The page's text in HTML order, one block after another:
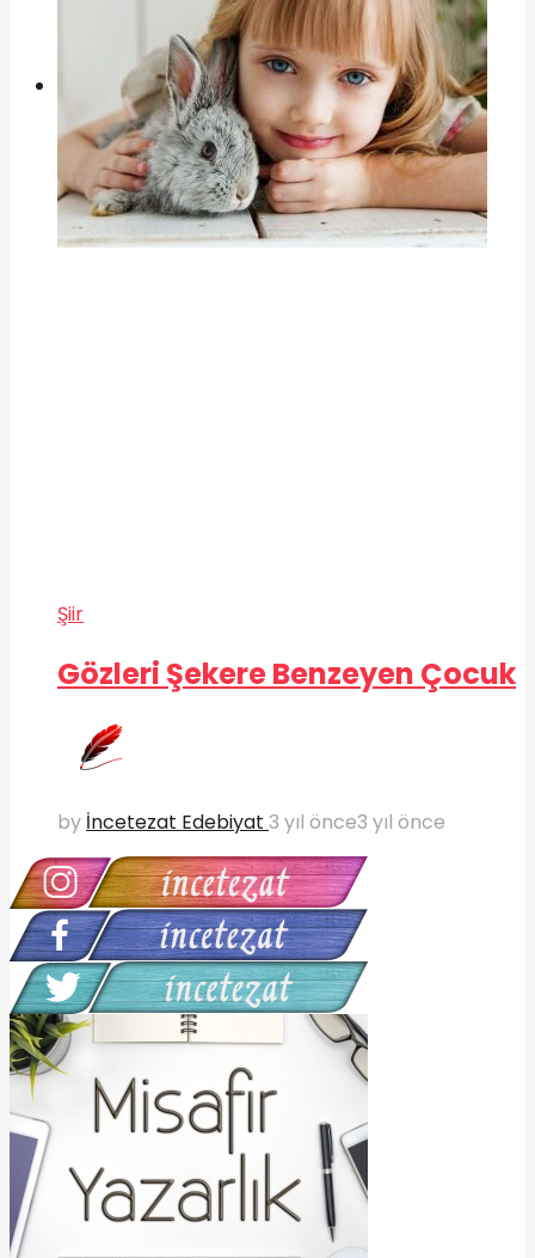
Şiir
Gözleri Şekere Benzeyen Çocuk
by İncetezat Edebiyat 3 yıl önce3 yıl önce